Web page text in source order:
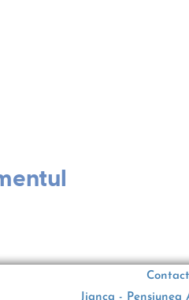
Contact
Jianca - Pensiunea